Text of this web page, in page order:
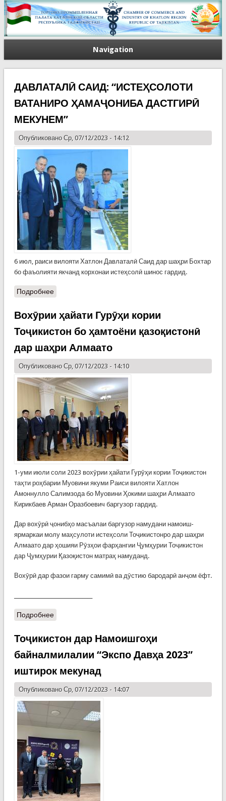
Navigation
ДАВЛАТАЛӢ САИД: “ИСТЕҲСОЛОТИ
ВАТАНИРО ҲАМАҶОНИБА ДАСТГИРӢ
МЕКУНЕМ”
Опубликовано Ср, 07/12/2023 - 14:12
6 июл, раиси вилояти Хатлон Давлаталӣ Саид дар шаҳри Бохтар
бо фаъолияти якчанд корхонаи истеҳсолӣ шинос гардид.
Подробнее
Вохӯрии ҳайати Гурӯҳи кории
Тоҷикистон бо ҳамтоёни қазоқистонӣ
дар шаҳри Алмаато
Опубликовано Ср, 07/12/2023 - 14:10
1-уми июли соли 2023 вохӯрии ҳайати Гурӯҳи кории Тоҷикистон
таҳти роҳбарии Муовини якуми Раиси вилояти Хатлон
Амоннулло Салимзода бо Муовини Ҳокими шаҳри Алмаато
Кирикбаев Арман Оразбоевич баргузор гардид.
Дар вохӯрӣ ҷонибҳо масъалаи баргузор намудани намоиш-
ярмаркаи молу маҳсулоти истеҳсоли Тоҷикистонро дар шаҳри
Алмаато дар ҳошияи Рӯзҳои фарҳангии Ҷумҳурии Тоҷикистон
дар Ҷумҳурии Қазоқистон матраҳ намуданд.
Вохӯрӣ дар фазои гарму самимӣ ва дӯстию бародарӣ анҷом ёфт.
Подробнее
Тоҷикистон дар Намоишгоҳи
байналмилалии “Экспо Давҳа 2023”
иштирок мекунад
Опубликовано Ср, 07/12/2023 - 14:07